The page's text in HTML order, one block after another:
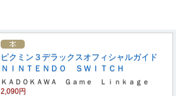
ピクミン３デラックスオフィシャルガイド
ＮＩＮＴＥＮＤＯ ＳＷＩＴＣＨ
ＫＡＤＯＫＡＷＡ Ｇａｍｅ Ｌｉｎｋａｇｅ
2,090円